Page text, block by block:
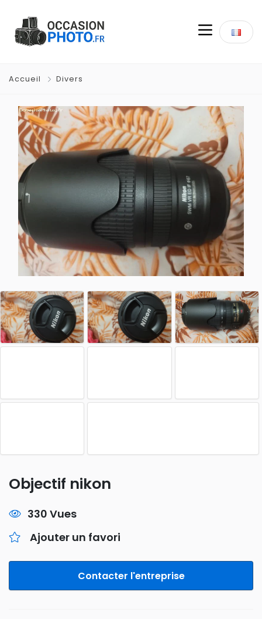
Accueil Divers
Objectif nikon
330 Vues
Ajouter un favori
Contacter l'entreprise